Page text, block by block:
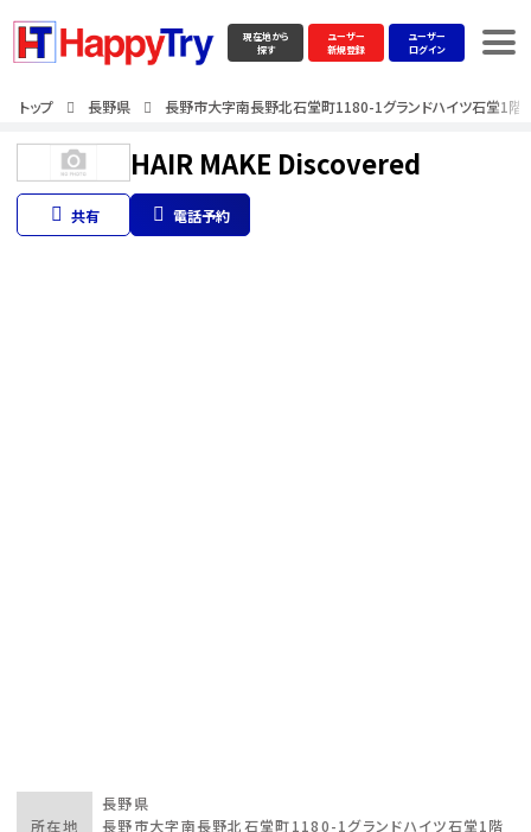
現在地から
探す
ユーザー
新規登録
ユーザー
ログイン
トップ 長野県 長野市大字南長野北石堂町1180-1グランドハイツ石堂1階
HAIR MAKE Discovered
共有 電話予約
所在地
長野県
長野市大字南長野北石堂町1180-1グランドハイツ石堂1階